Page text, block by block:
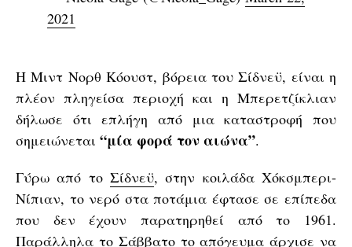
2021
Η Μιντ Νορθ Κόουστ, βόρεια του Σίδνεϋ, είναι η
πλέον πληγείσα περιοχή και η Μπερετζίκλιαν
δήλωσε ότι επλήγη από μια καταστροφή που
σημειώνεται “μία φορά τον αιώνα”.
Γύρω από το Σίδνεϋ, στην κοιλάδα Χόκσμπερι-
Νίπιαν, το νερό στα ποτάμια έφτασε σε επίπεδα
που δεν έχουν παρατηρηθεί από το 1961.
Παράλληλα το Σάββατο το απόγευμα άρχισε να